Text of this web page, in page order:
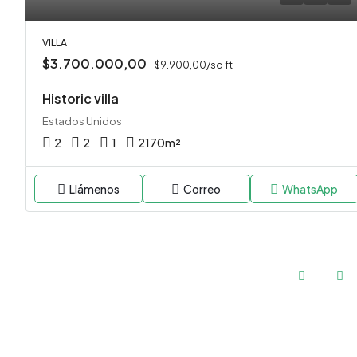
VILLA
$3.700.000,00 $9.900,00/sq ft
Historic villa
Estados Unidos
2 2 1 2170m²
Llámenos Correo WhatsApp